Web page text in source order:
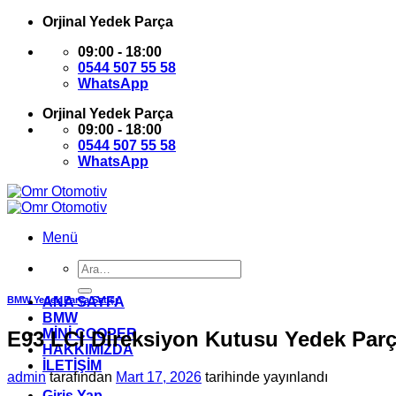
İçeriğeOrjinal Yedek Parça
09:00 - 18:00
0544 507 55 58
WhatsApp
Orjinal Yedek Parça
09:00 - 18:00
0544 507 55 58
WhatsApp
Menü
Ara:
ANA SAYFA
BMW
MİNİ COOPER
HAKKIMIZDA
İLETİŞİM
BMW Yedek Parça Satışı
E93 LCI Direksiyon Kutusu Yedek
admintarafından Mart 17, 2026 tarihinde yayınlandı